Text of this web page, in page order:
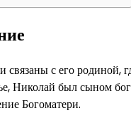
с его родиной,
Николай был сыном
Богоматери.